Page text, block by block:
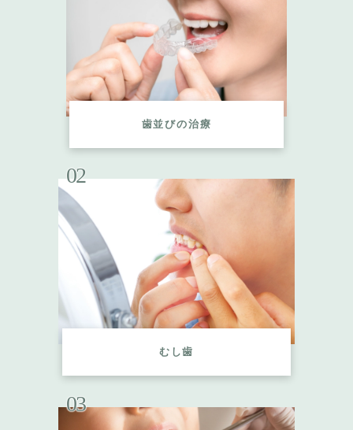
歯並びの治療
02
むし歯
03